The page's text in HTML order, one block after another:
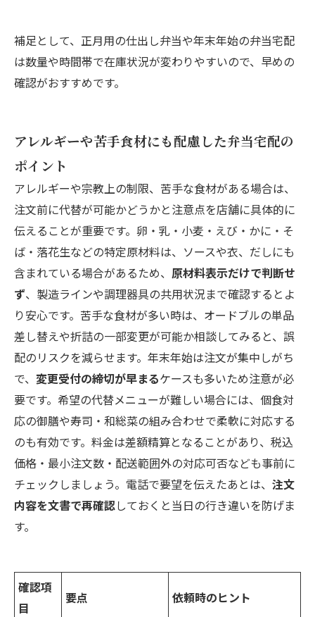
補足として、正月用の仕出し弁当や年末年始の弁当宅配
は数量や時間帯で在庫状況が変わりやすいので、早めの
確認がおすすめです。
アレルギーや苦手食材にも配慮した弁当宅配の
ポイント
アレルギーや宗教上の制限、苦手な食材がある場合は、
注文前に代替が可能かどうかと注意点を店舗に具体的に
伝えることが重要です。卵・乳・小麦・えび・かに・そ
ば・落花生などの特定原材料は、ソースや衣、だしにも
含まれている場合があるため、 原材料表示だけで判断せ
ず、製造ラインや調理器具の共用状況まで確認するとよ
り安心です。苦手な食材が多い時は、オードブルの単品
差し替えや折詰の一部変更が可能か相談してみると、誤
配のリスクを減らせます。年末年始は注文が集中しがち
で、 変更受付の締切が早まるケースも多いため注意が必
要です。希望の代替メニューが難しい場合には、個食対
応の御膳や寿司・和総菜の組み合わせで柔軟に対応する
のも有効です。料金は差額精算となることがあり、税込
価格・最小注文数・配送範囲外の対応可否なども事前に
チェックしましょう。電話で要望を伝えたあとは、 注文
内容を文書で再確認しておくと当日の行き違いを防げま
す。
確認項
目
要点 依頼時のヒント